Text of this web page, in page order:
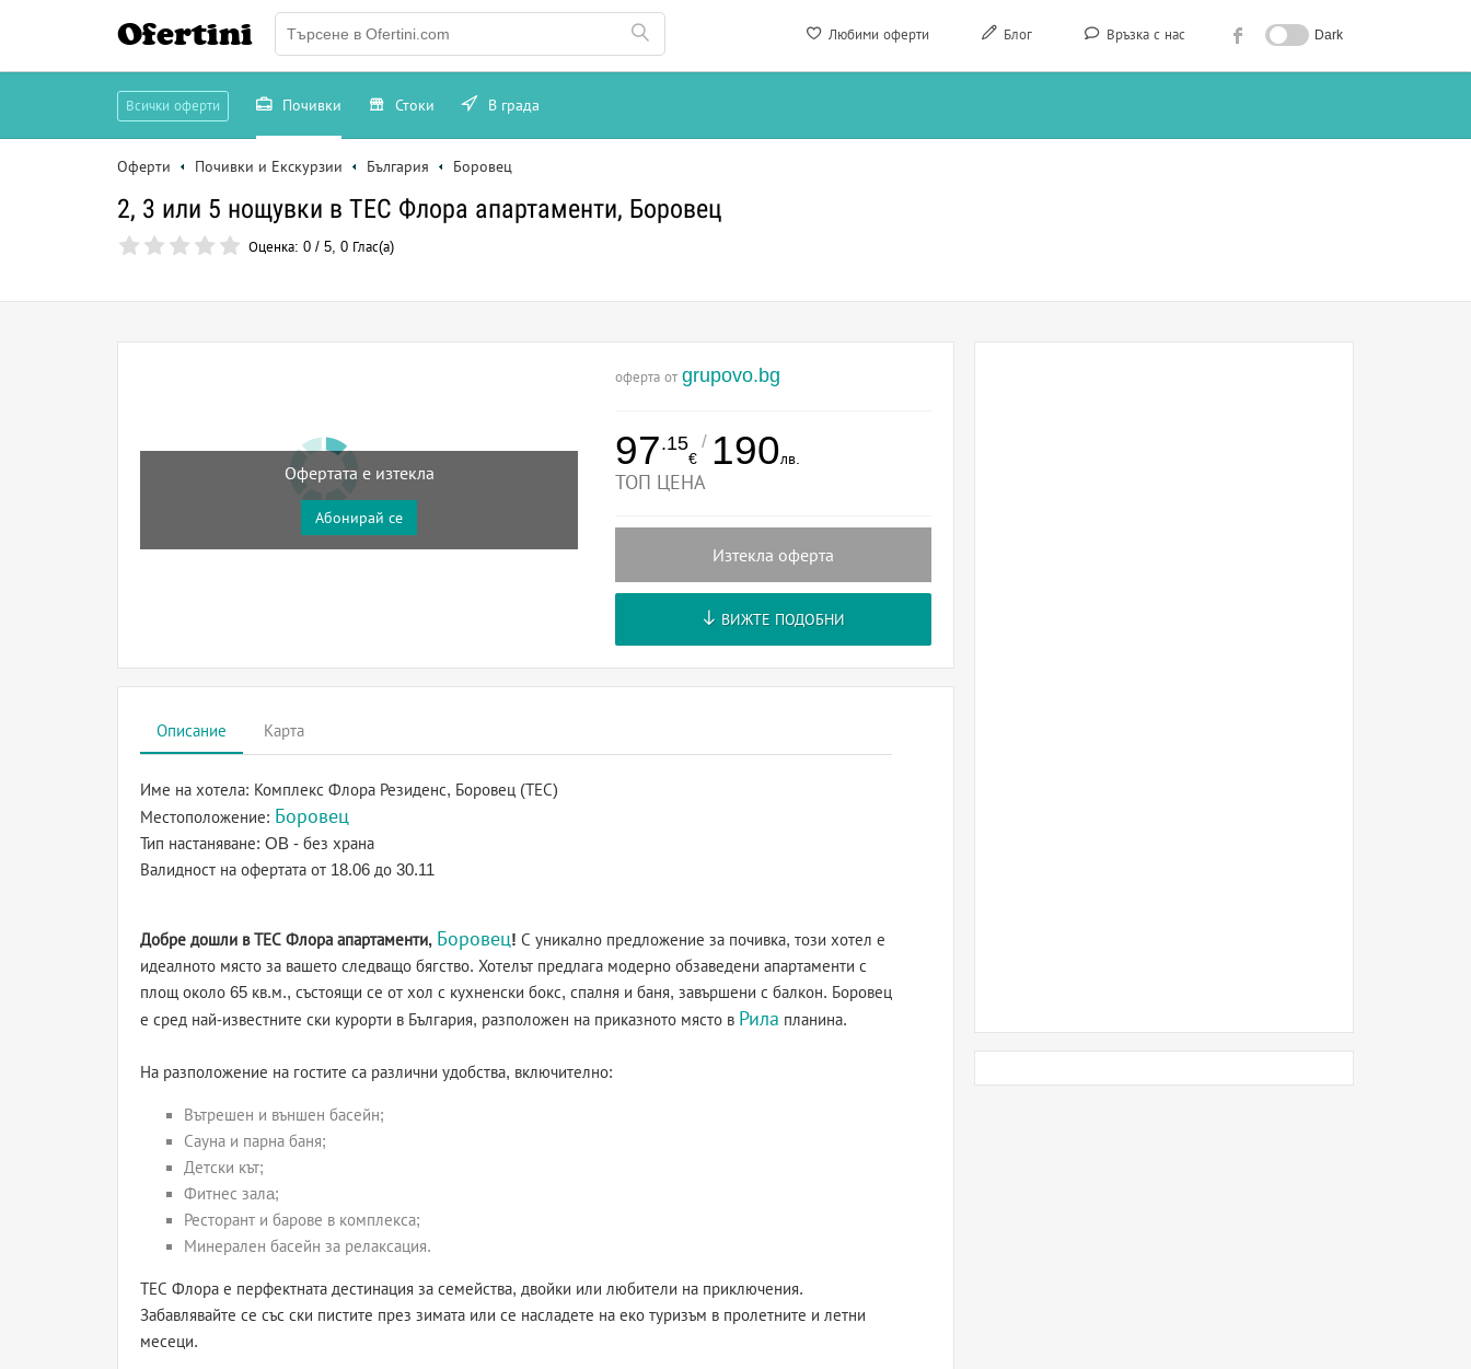
Любими оферти Блог Връзка с нас Dark
Ofertini
Всички оферти Почивки Стоки В града
Оферти Почивки и Екскурзии България Боровец
2, 3 или 5 нощувки в ТЕС Флора апартаменти, Боровец
Оценка: 0 / 5, 0 Глас(а)
Офертата е изтекла
Абонирай се
оферта от grupovo.bg
97.15
€
/ 190лв.
ТОП ЦЕНА
Изтекла оферта
ВИЖТЕ ПОДОБНИ
Описание Карта
Име на хотела: Комплекс Флора Резиденс, Боровец (ТЕС)
Местоположение: Боровец
Тип настаняване: OB - без храна
Валидност на офертата от 18.06 до 30.11
Добре дошли в ТЕС Флора апартаменти, Боровец! С уникално предложение за почивка, този хотел е
идеалното място за вашето следващо бягство. Хотелът предлага модерно обзаведени апартаменти с
площ около 65 кв.м., състоящи се от хол с кухненски бокс, спалня и баня, завършени с балкон. Боровец
е сред най-известните ски курорти в България, разположен на приказното място в Рила планина.
На разположение на гостите са различни удобства, включително:
Вътрешен и външен басейн;
Сауна и парна баня;
Детски кът;
Фитнес залa;
Ресторант и барове в комплекса;
Минерален басейн за релаксация.
ТЕС Флора е перфектната дестинация за семейства, двойки или любители на приключения.
Забавлявайте се със ски пистите през зимата или се насладете на еко туризъм в пролетните и летни
месеци.